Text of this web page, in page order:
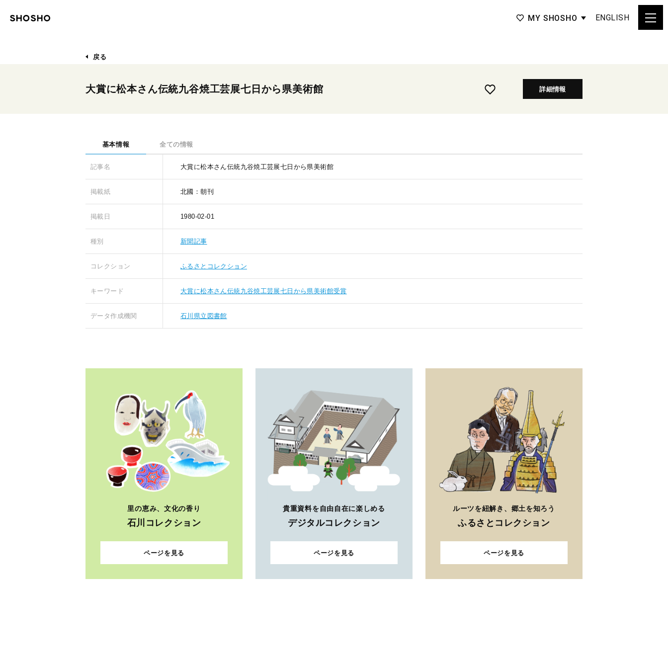
MY SHOSHO ENGLISH
戻る
大賞に松本さん伝統九谷焼工芸展七日から県美術館 詳細情報
基本情報 全ての情報
記事名 大賞に松本さん伝統九谷焼工芸展七日から県美術館
掲載紙 北國：朝刊
掲載日 1980-02-01
種別 新聞記事
コレクション ふるさとコレクション
キーワード 大賞に松本さん伝統九谷焼工芸展七日から県美術館受賞
データ作成機関 石川県立図書館
里の恵み、文化の香り
石川コレクション
ページを見る
貴重資料を自由自在に楽しめる
デジタルコレクション
ページを見る
ルーツを紐解き、郷土を知ろう
ふるさとコレクション
ページを見る